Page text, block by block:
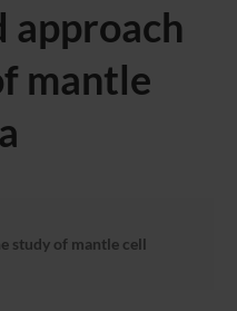
approach
mantle
study of mantle cell